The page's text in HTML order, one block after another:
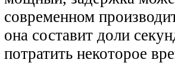
современном
она составит доли
потратить некоторое